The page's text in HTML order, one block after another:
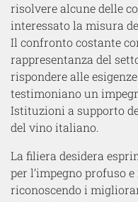
risolvere alcune delle
interessato la misura
Il confronto costante
rappresentanza del
rispondere alle
testimoniano un
Istituzioni a supporto
del vino italiano.
La filiera desidera
per l’impegno profuso
riconoscendo i